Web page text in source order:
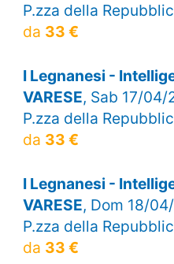
P.zza della
da 33 €
I Legnanesi -
VARESE, Sab 17/04/
P.zza della
da 33 €
I Legnanesi -
VARESE, Dom 18/
P.zza della
da 33 €